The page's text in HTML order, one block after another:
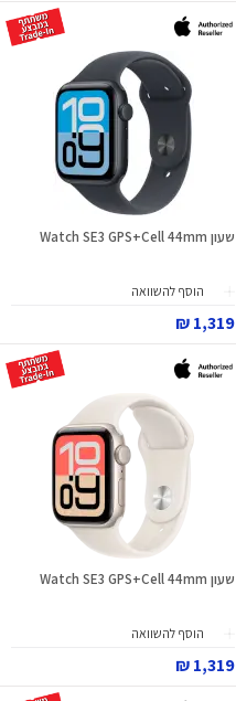
שעון Watch SE3 GPS+Cell 44mm
הוסף להשוואה
1,319 ₪
שעון Watch SE3 GPS+Cell 44mm
הוסף להשוואה
1,319 ₪